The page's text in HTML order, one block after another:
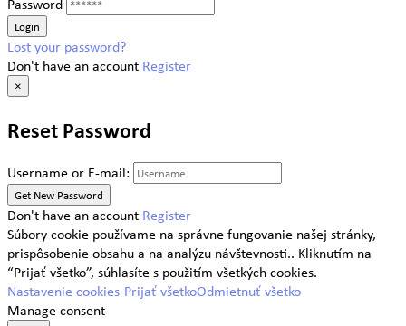
Password
Lost your password?
Don't have an account Register
×
Reset Password
Username or E-mail:
Don't have an account Register
Súbory cookie používame na správne fungovanie našej stránky,
prispôsobenie obsahu a na analýzu návštevnosti.. Kliknutím na
“Prijať všetko”, súhlasíte s použitím všetkých cookies.
Nastavenie cookies Prijať všetkoOdmietnuť všetko
Manage consent